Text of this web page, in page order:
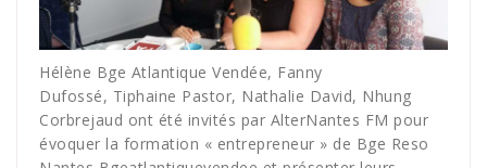
Hélène Bge Atlantique Vendée, Fanny
Dufossé, Tiphaine Pastor, Nathalie David, Nhung
Corbrejaud ont été invités par AlterNantes FM pour
évoquer la formation « entrepreneur » de Bge Reso